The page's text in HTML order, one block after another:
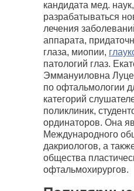
кандидата мед.
разрабатываться
лечения
аппарата,
глаза, миопии,
патологий глаз.
Эммануиловна
по офтальмологии
категорий
поликлиник,
ординаторов. Она
Международного
дакриологов, а
общества
офтальмохирургов.